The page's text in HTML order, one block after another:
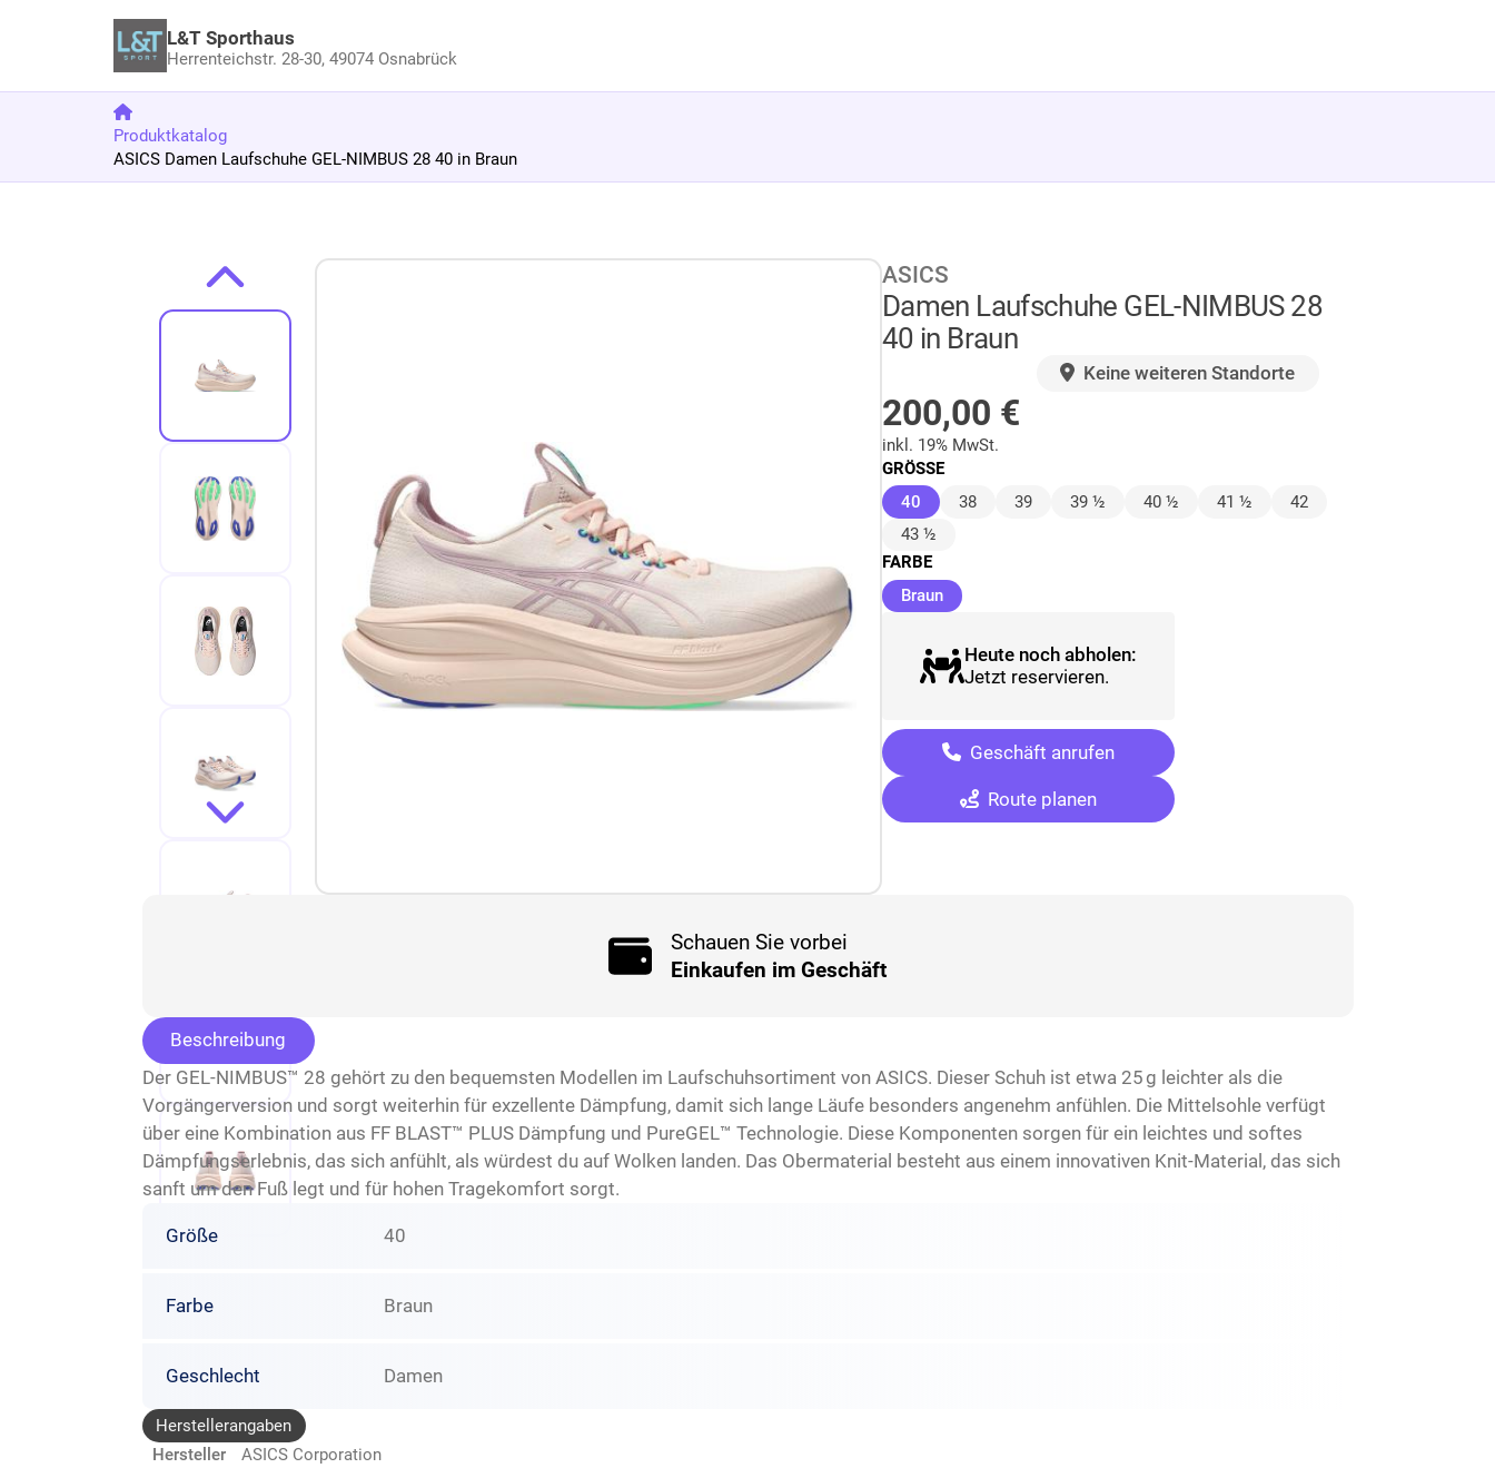
L&T Sporthaus
Herrenteichstr. 28-30,49074 Osnabrück
Produktkatalog
ASICS Damen Laufschuhe GEL-NIMBUS 28 40 in Braun
Zur Produktbeschreibung springen ASICS
Damen Laufschuhe GEL-NIMBUS 28
40 in Braun
Keine weiteren Standorte
200,00 €
inkl. 19% MwSt.
GRÖSSE
40 (ausgewählt)
38 39 39 ½ 40 ½ 41 ½
42
43 ½
FARBE
Braun(ausgewählt)
Heute noch abholen:
Jetzt reservieren.
Geschäft anrufen
Route planen
Schauen Sie vorbei
Einkaufen im Geschäft
Beschreibung
Der GEL-NIMBUS™ 28 gehört zu den bequemsten Modellen im Laufschuhsortiment von ASICS. Dieser Schuh ist etwa 25 g leichter als die
Vorgängerversion und sorgt weiterhin für exzellente Dämpfung, damit sich lange Läufe besonders angenehm anfühlen. Die Mittelsohle verfügt
über eine Kombination aus FF BLAST™ PLUS Dämpfung und PureGEL™ Technologie. Diese Komponenten sorgen für ein leichtes und softes
Dämpfungserlebnis, das sich anfühlt, als würdest du auf Wolken landen. Das Obermaterial besteht aus einem innovativen Knit-Material, das sich
sanft um den Fuß legt und für hohen Tragekomfort sorgt.
Größe 40
Farbe Braun
Geschlecht Damen
Herstellerangaben
Hersteller
ASICS Corporation